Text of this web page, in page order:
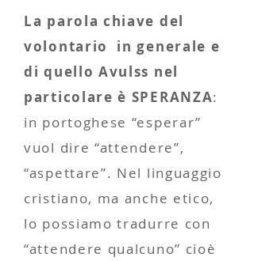
La parola chiave del
volontario in generale e
di quello Avulss nel
particolare è SPERANZA:
in portoghese “esperar”
vuol dire “attendere”,
“aspettare”. Nel linguaggio
cristiano, ma anche etico,
lo possiamo tradurre con
“attendere qualcuno” cioè